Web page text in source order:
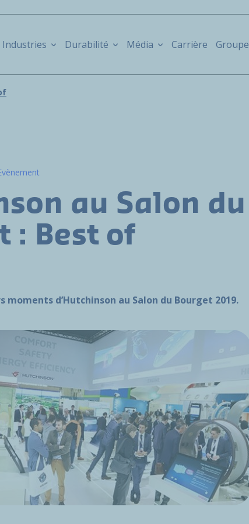
Industries Durabilité Média Carrière Groupe
au Salon du
: Best of
moments d’Hutchinson au Salon du Bourget 2019.